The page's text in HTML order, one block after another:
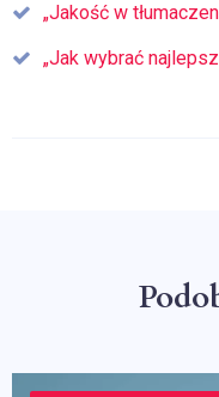
„Jakość w
„Jak wybrać